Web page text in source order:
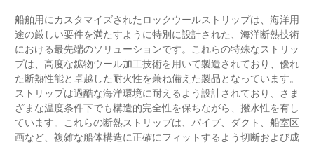
船舶用にカスタマイズされたロックウールストリップは、海洋用
途の厳しい要件を満たすように特別に設計された、海洋断熱技術
における最先端のソリューションです。これらの特殊なストリッ
プは、高度な鉱物ウール加工技術を用いて製造されており、優れ
た断熱性能と卓越した耐火性を兼ね備えた製品となっています。
ストリップは過酷な海洋環境に耐えるよう設計されており、さま
ざまな温度条件下でも構造的完全性を保ちながら、撥水性を有し
ています。これらの断熱ストリップは、パイプ、ダクト、船室区
画など、複雑な船体構造に正確にフィットするよう切断および成